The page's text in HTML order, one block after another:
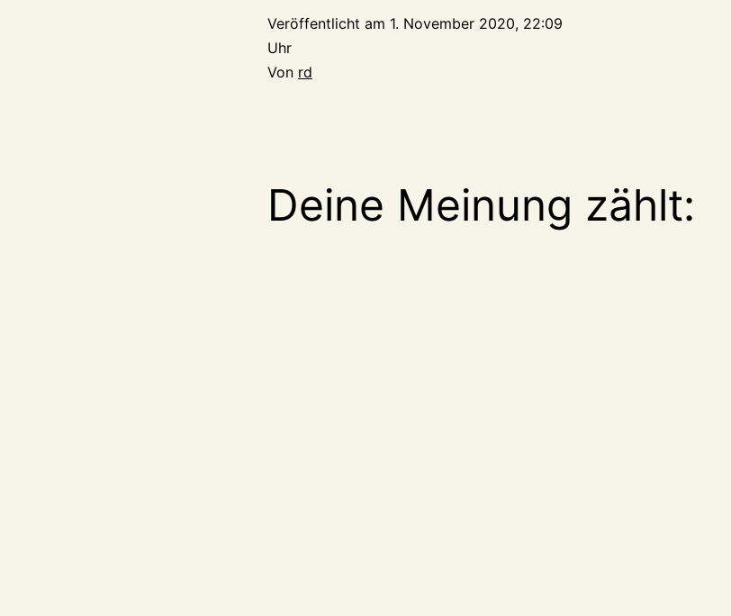
Veröffentlicht am 1. November 2020, 22:09
Uhr
Von rd
Deine Meinung zählt: